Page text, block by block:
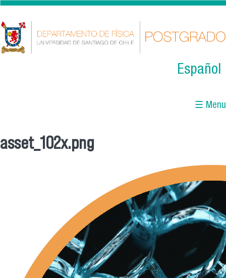
Skip to main content
Español
☰ Menu
You are here
asset_102x.png